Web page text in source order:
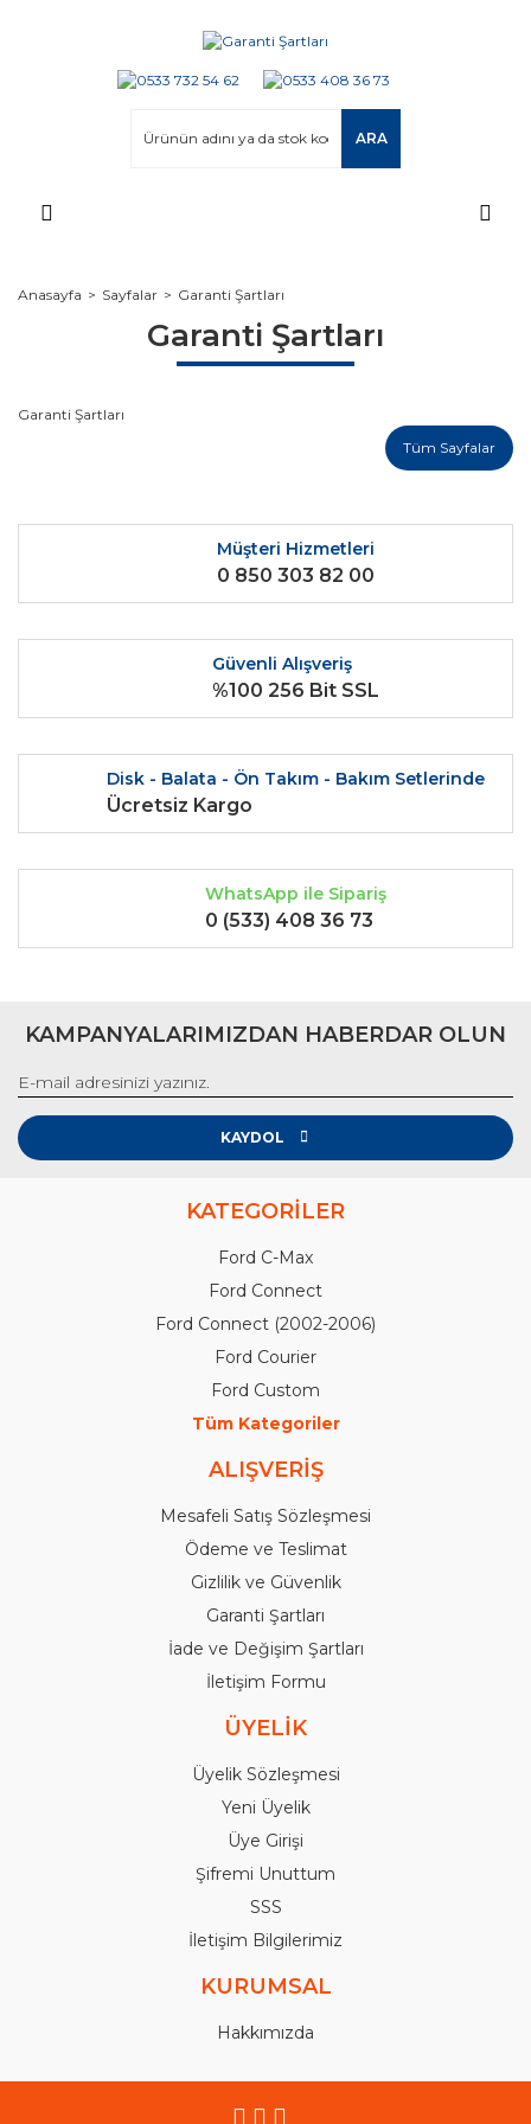
ARA
Anasayfa Sayfalar Garanti Şartları
Garanti Şartları
Garanti Şartları
Tüm Sayfalar
Müşteri Hizmetleri
0 850 303 82 00
Güvenli Alışveriş
%100 256 Bit SSL
Disk - Balata - Ön Takım - Bakım Setlerinde
Ücretsiz Kargo
WhatsApp ile Sipariş
0 (533) 408 36 73
KAMPANYALARIMIZDAN HABERDAR OLUN
KAYDOL
KATEGORİLER
Ford C-Max
Ford Connect
Ford Connect (2002-2006)
Ford Courier
Ford Custom
Tüm Kategoriler
ALIŞVERİŞ
Mesafeli Satış Sözleşmesi
Ödeme ve Teslimat
Gizlilik ve Güvenlik
Garanti Şartları
İade ve Değişim Şartları
İletişim Formu
ÜYELİK
Üyelik Sözleşmesi
Yeni Üyelik
Üye Girişi
Şifremi Unuttum
SSS
İletişim Bilgilerimiz
KURUMSAL
Hakkımızda